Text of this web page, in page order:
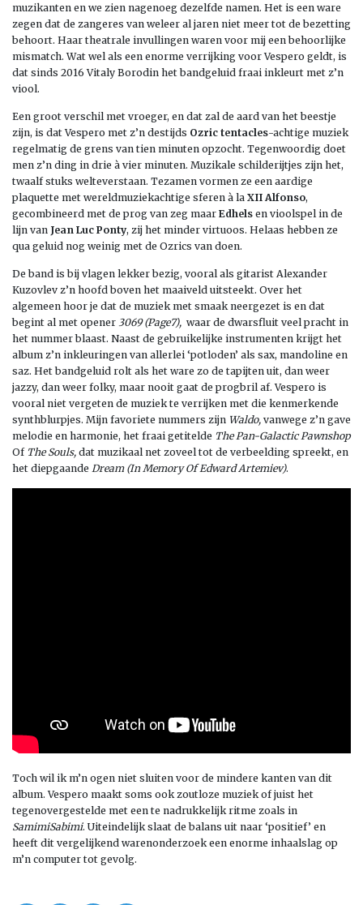
muzikanten en we zien nagenoeg dezelfde namen. Het is een ware
zegen dat de zangeres van weleer al jaren niet meer tot de bezetting
behoort. Haar theatrale invullingen waren voor mij een behoorlijke
mismatch. Wat wel als een enorme verrijking voor Vespero geldt, is
dat sinds 2016 Vitaly Borodin het bandgeluid fraai inkleurt met z’n
viool.
Een groot verschil met vroeger, en dat zal de aard van het beestje
zijn, is dat Vespero met z’n destijds Ozric tentacles-achtige muziek
regelmatig de grens van tien minuten opzocht. Tegenwoordig doet
men z’n ding in drie à vier minuten. Muzikale schilderijtjes zijn het,
twaalf stuks welteverstaan. Tezamen vormen ze een aardige
plaquette met wereldmuziekachtige sferen à la XII Alfonso,
gecombineerd met de prog van zeg maar Edhels en vioolspel in de
lijn van Jean Luc Ponty, zij het minder virtuoos. Helaas hebben ze
qua geluid nog weinig met de Ozrics van doen.
De band is bij vlagen lekker bezig, vooral als gitarist Alexander
Kuzovlev z’n hoofd boven het maaiveld uitsteekt. Over het
algemeen hoor je dat de muziek met smaak neergezet is en dat
begint al met opener 3069 (Page7), waar de dwarsfluit veel pracht in
het nummer blaast. Naast de gebruikelijke instrumenten krijgt het
album z’n inkleuringen van allerlei ‘potloden’ als sax, mandoline en
saz. Het bandgeluid rolt als het ware zo de tapijten uit, dan weer
jazzy, dan weer folky, maar nooit gaat de progbril af. Vespero is
vooral niet vergeten de muziek te verrijken met die kenmerkende
synthblurpjes. Mijn favoriete nummers zijn Waldo, vanwege z’n gave
melodie en harmonie, het fraai getitelde The Pan-Galactic Pawnshop
Of The Souls, dat muzikaal net zoveel tot de verbeelding spreekt, en
het diepgaande Dream (In Memory Of Edward Artemiev).
Toch wil ik m’n ogen niet sluiten voor de mindere kanten van dit
album. Vespero maakt soms ook zoutloze muziek of juist het
tegenovergestelde met een te nadrukkelijk ritme zoals in
SamimiSabimi. Uiteindelijk slaat de balans uit naar ‘positief’ en
heeft dit vergelijkend warenonderzoek een enorme inhaalslag op
m’n computer tot gevolg.